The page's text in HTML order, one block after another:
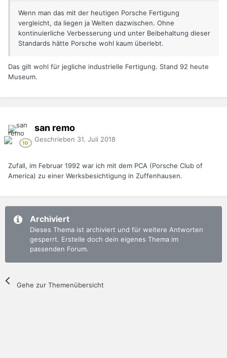
Wenn man das mit der heutigen Porsche Fertigung
vergleicht, da liegen ja Welten dazwischen. Ohne
kontinuierliche Verbesserung und unter Beibehaltung dieser
Standards hätte Porsche wohl kaum überlebt.
Das gilt wohl für jegliche industrielle Fertigung. Stand 92 heute
Museum.
san remo
Geschrieben 31. Juli 2018
Zufall, im Februar 1992 war ich mit dem PCA (Porsche Club of
America) zu einer Werksbesichtigung in Zuffenhausen.
Archiviert
Dieses Thema ist archiviert und für weitere Antworten
gesperrt. Erstelle doch dein eigenes Thema im
passenden Forum.
Gehe zur Themenübersicht